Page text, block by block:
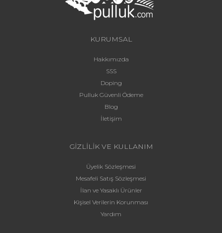
KURUMSAL
Hakkımızda
SSS
Doping
Pulluk Güvenli Ödeme
Blog
İletişim
GİZLİLİK VE KULLANIM
Üyelik Sözleşmesi
Mesafeli Satış Sözleşmesi
İlan ve Yasaklı Ürünler
Kişisel Verilerin Korunması
Yardım